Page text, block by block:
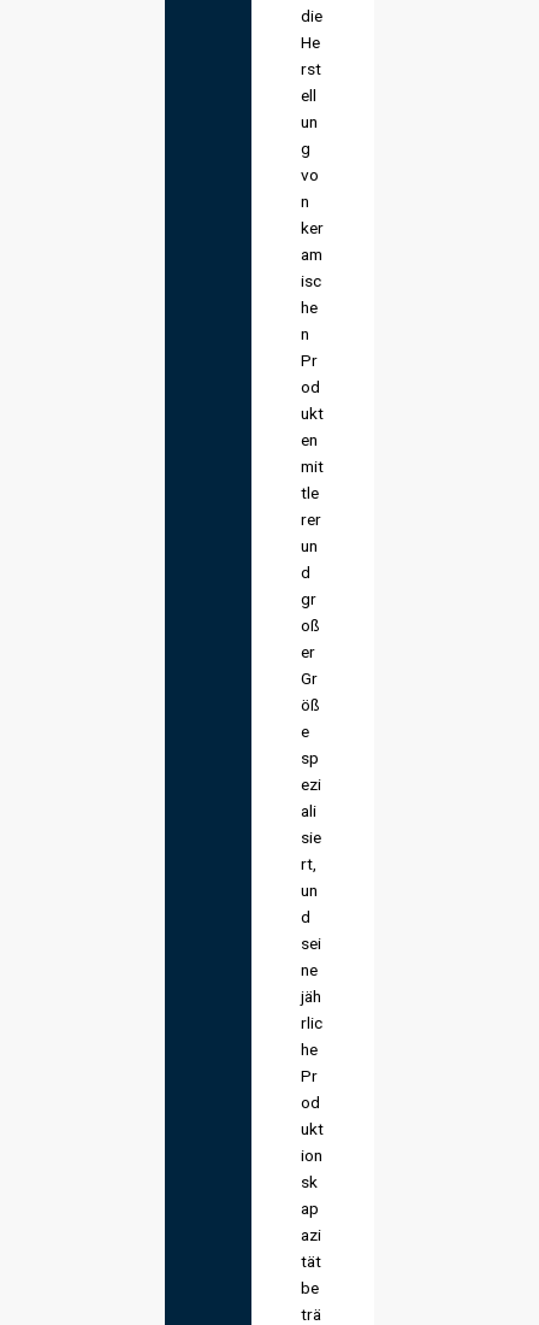
die
He
rst
ell
un
g
vo
n
ker
am
isc
he
n
Pr
od
ukt
en
mit
tle
rer
un
d
gr
oß
er
Gr
öß
e
sp
ezi
ali
sie
rt,
un
d
sei
ne
jäh
rlic
he
Pr
od
ukt
ion
sk
ap
azi
tät
be
trä